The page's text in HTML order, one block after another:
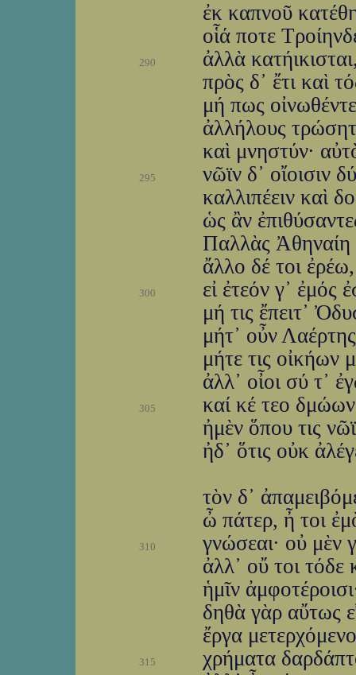
ἐκ καπνοῦ
οἷά ποτε
290
ἀλλὰ
πρὸς δ᾽ ἔτι καὶ
μή πως
ἀλλήλους
καὶ μνηστύν·
295
νῶϊν δ᾽ οἴοισιν
καλλιπέειν καὶ
ὡς ἂν
Παλλὰς Ἀθηναίη
ἄλλο δέ τοι
300
εἰ ἐτεόν γ᾽ ἐμός
μή τις ἔπειτ᾽
μήτ᾽ οὖν
μήτε τις οἰκήων
ἀλλ᾽ οἶοι σύ τ᾽
305
καί κέ τεο δμώων
ἠμὲν ὅπου τις
ἠδ᾽ ὅτις οὐκ
τὸν δ᾽
ὦ πάτερ, ἦ τοι
310
γνώσεαι· οὐ μὲν
ἀλλ᾽ οὔ τοι
ἡμῖν
δηθὰ γὰρ αὔτως
ἔργα
315
χρήματα